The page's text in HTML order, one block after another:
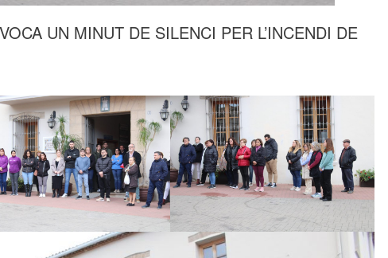
UN MINUT DE SILENCI PER L’INCENDI DE